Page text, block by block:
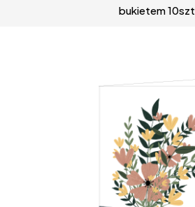
bukietem 10szt